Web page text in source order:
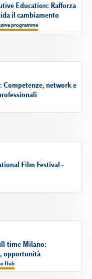
Education: Rafforza
il cambiamento
programme
Competenze, network e
Film Festival -
time Milano:
opportunità
Hub